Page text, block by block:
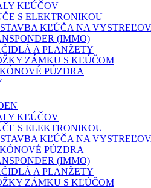
KĽÚČOV
S ELEKTRONIKOU
KĽÚČA NA
(IMMO)
A PLANŽETY
ZÁMKU S KĽÚČOM
PÚZDRA
KĽÚČOV
S ELEKTRONIKOU
KĽÚČA NA
PÚZDRA
(IMMO)
A PLANŽETY
ZÁMKU S KĽÚČOM